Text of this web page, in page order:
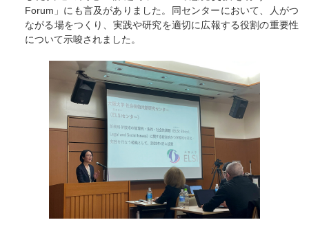
Forum」にも言及がありました。同センターにおいて、人がつ
ながる場をつくり、実践や研究を適切に広報する役割の重要性
について示唆されました。